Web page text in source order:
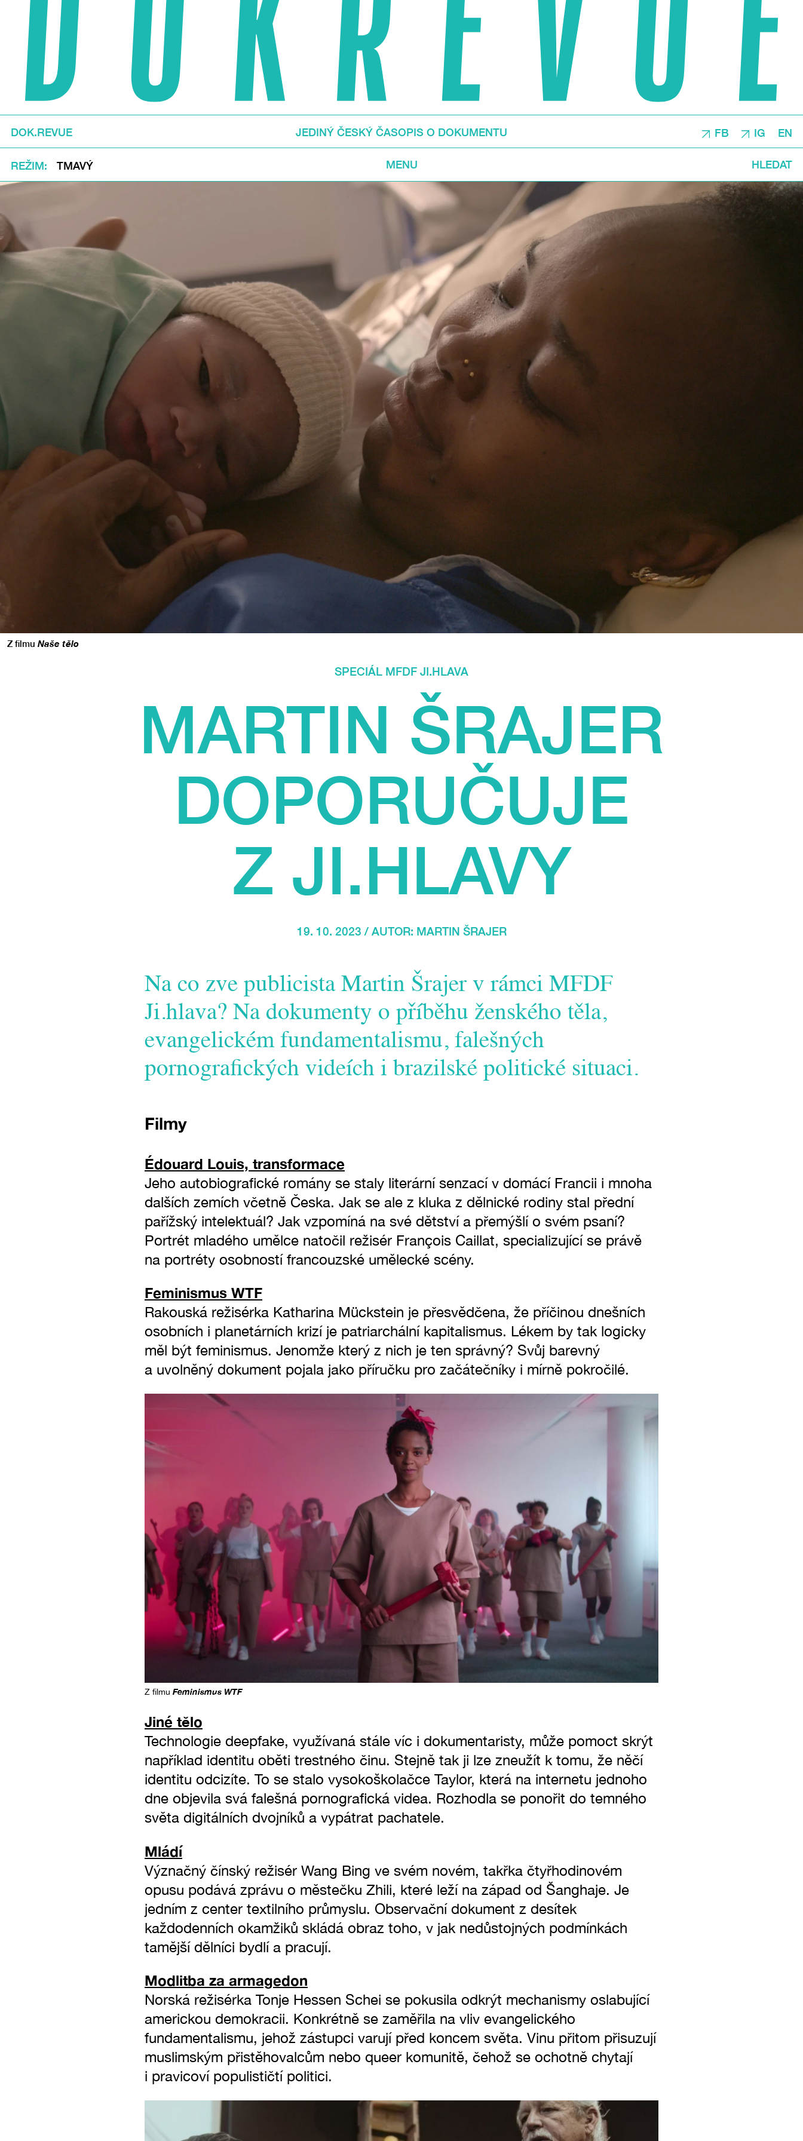
DOK.REVUE JEDINÝ ČESKÝ ČASOPIS O DOKUMENTU FB IG EN
REŽIM TMAVÝ MENU HLEDAT
Z filmu Naše tělo
SPECIÁL MFDF JI.HLAVA
MARTIN ŠRAJER
DOPORUČUJE
Z JI.HLAVY
19. 10. 2023 / AUTOR: MARTIN ŠRAJER
Na co zve publicista Martin Šrajer v rámci MFDF
Ji.hlava? Na dokumenty o příběhu ženského těla,
evangelickém fundamentalismu, falešných
pornografických videích i brazilské politické situaci.
Filmy
Édouard Louis, transformace
Jeho autobiografické romány se staly literární senzací v domácí Francii i mnoha
dalších zemích včetně Česka. Jak se ale z kluka z dělnické rodiny stal přední
pařížský intelektuál? Jak vzpomíná na své dětství a přemýšlí o svém psaní?
Portrét mladého umělce natočil režisér François Caillat, specializující se právě
na portréty osobností francouzské umělecké scény.
Feminismus WTF
Rakouská režisérka Katharina Mückstein je přesvědčena, že příčinou dnešních
osobních i planetárních krizí je patriarchální kapitalismus. Lékem by tak logicky
měl být feminismus. Jenomže který z nich je ten správný? Svůj barevný
a uvolněný dokument pojala jako příručku pro začátečníky i mírně pokročilé.
Z filmu Feminismus WTF
Jiné tělo
Technologie deepfake, využívaná stále víc i dokumentaristy, může pomoct skrýt
například identitu oběti trestného činu. Stejně tak ji lze zneužít k tomu, že něčí
identitu odcizíte. To se stalo vysokoškolačce Taylor, která na internetu jednoho
dne objevila svá falešná pornografická videa. Rozhodla se ponořit do temného
světa digitálních dvojníků a vypátrat pachatele.
Mládí
Význačný čínský režisér Wang Bing ve svém novém, takřka čtyřhodinovém
opusu podává zprávu o městečku Zhili, které leží na západ od Šanghaje. Je
jedním z center textilního průmyslu. Observační dokument z desítek
každodenních okamžiků skládá obraz toho, v jak nedůstojných podmínkách
tamější dělníci bydlí a pracují.
Modlitba za armagedon
Norská režisérka Tonje Hessen Schei se pokusila odkrýt mechanismy oslabující
americkou demokracii. Konkrétně se zaměřila na vliv evangelického
fundamentalismu, jehož zástupci varují před koncem světa. Vinu přitom přisuzují
muslimským přistěhovalcům nebo queer komunitě, čehož se ochotně chytají
i pravicoví populističtí politici.